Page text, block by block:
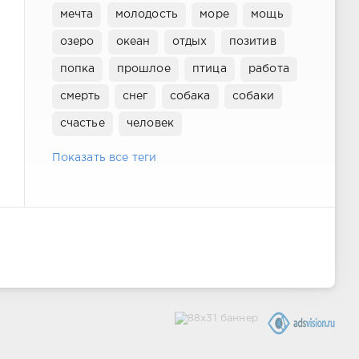
мечта молодость море мощь
озеро океан отдых позитив
попка прошлое птица работа
смерть снег собака собаки
счастье человек
Показать все теги